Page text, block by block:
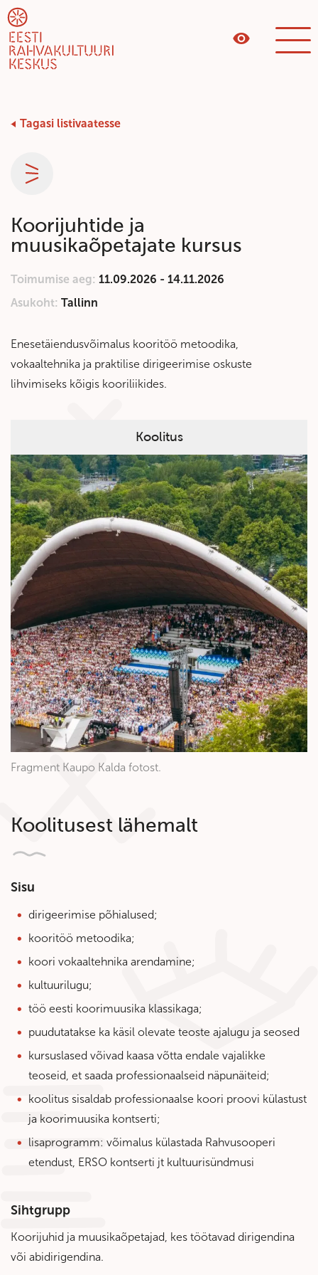
Koolitus
Fragment Kaupo Kalda fotost.
Tagasi listivaatesse
Kategooria
Koorijuhtide ja
muusikaõpetajate kursus
Toimumise aeg: 11.09.2026 - 14.11.2026
Asukoht: Tallinn
Enesetäiendusvõimalus kooritöö metoodika,
vokaaltehnika ja praktilise dirigeerimise oskuste
lihvimiseks kõigis kooriliikides.
Koolitusest lähemalt
Sisu
dirigeerimise põhialused;
kooritöö metoodika;
koori vokaaltehnika arendamine;
kultuurilugu;
töö eesti koorimuusika klassikaga;
puudutatakse ka käsil olevate teoste ajalugu ja seosed
kursuslased võivad kaasa võtta endale vajalikke
teoseid, et saada professionaalseid näpunäiteid;
koolitus sisaldab professionaalse koori proovi külastust
ja koorimuusika kontserti;
lisaprogramm: võimalus külastada Rahvusooperi
etendust, ERSO kontserti jt kultuurisündmusi
Sihtgrupp
Koorijuhid ja muusikaõpetajad, kes töötavad dirigendina
või abidirigendina.